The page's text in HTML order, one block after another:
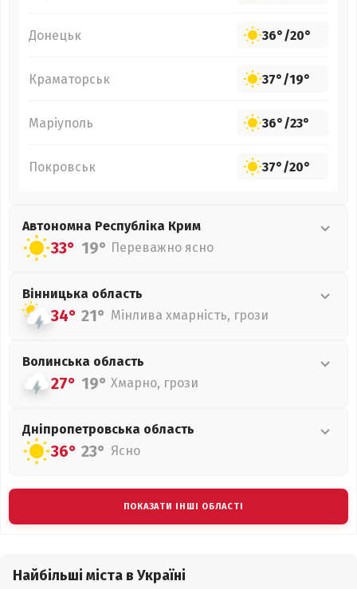
Донецьк 36°/20°
Краматорськ 37°/19°
Маріуполь 36°/23°
Покровськ 37°/20°
Автономна Республіка Крим
33° 19° Переважно ясно
Вінницька область
34° 21° Мінлива хмарність, грози
Волинська область
27° 19° Хмарно, грози
Дніпропетровська область
36° 23° Ясно
ПОКАЗАТИ ІНШІ ОБЛАСТІ
Найбільші міста в Україні